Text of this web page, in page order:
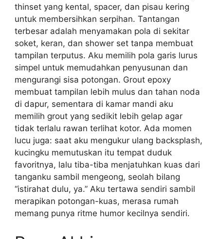
thinset yang kental, spacer, dan pisau kering
untuk membersihkan serpihan. Tantangan
terbesar adalah menyamakan pola di sekitar
soket, keran, dan shower set tanpa membuat
tampilan terputus. Aku memilih pola garis lurus
simpel untuk memudahkan penyusunan dan
mengurangi sisa potongan. Grout epoxy
membuat tampilan lebih mulus dan tahan noda
di dapur, sementara di kamar mandi aku
memilih grout yang sedikit lebih gelap agar
tidak terlalu rawan terlihat kotor. Ada momen
lucu juga: saat aku mengukur ulang backsplash,
kucingku memutuskan itu tempat duduk
favoritnya, lalu tiba-tiba menjatuhkan kuas dari
tanganku sambil mengeong, seolah bilang
“istirahat dulu, ya.” Aku tertawa sendiri sambil
merapikan potongan-kuas, merasa rumah
memang punya ritme humor kecilnya sendiri.